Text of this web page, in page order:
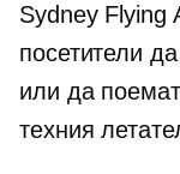
Sydney Flying
посетители
или да
техния